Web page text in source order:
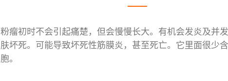
粉瘤初时不会引起痛楚，但会慢慢长大。有机会发炎及并
肤坏死。可能导致坏死性筋膜炎，甚至死亡。它里面很少
胞。